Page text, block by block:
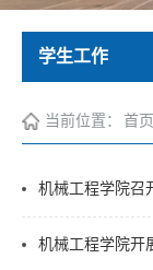
学生工作
当前位置： 首页
机械工程学院召
机械工程学院开